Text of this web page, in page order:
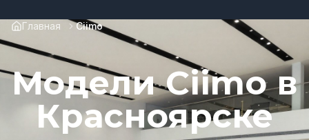
Главная Ciimo
Модели Ciimo в
Красноярске